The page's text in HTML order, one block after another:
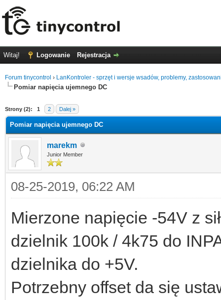
Witaj! Logowanie Rejestracja
Forum tinycontrol › LanKontroler - sprzęt i wersje wsadów, problemy,
Pomiar napięcia ujemnego DC
Strony (2): 1 2 Dalej »
Pomiar napięcia ujemnego DC
marekm
Junior Member
08-25-2019, 06:22 AM
Mierzone napięcie -54V z
dzielnik 100k / 4k75 do
dzielnika do +5V.
Potrzebny offset da się